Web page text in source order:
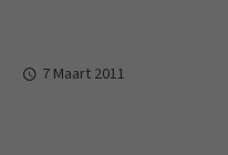
7 Maart 2011